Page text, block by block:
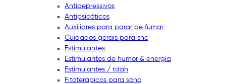
Antidepressivos
Antipsicóticos
Auxiliares para parar de fumar
Cuidados gerais para snc
Estimulantes
Estimulantes de humor & energia
Estimulantes / tdah
Fitoterápicos para sono